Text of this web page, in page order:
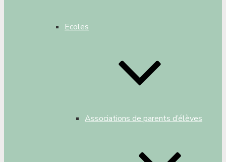
Ecoles
Associations de parents d’élèves